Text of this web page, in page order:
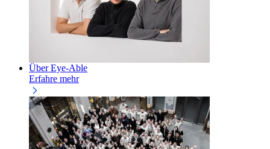
Über Eye-Able
Erfahre mehr